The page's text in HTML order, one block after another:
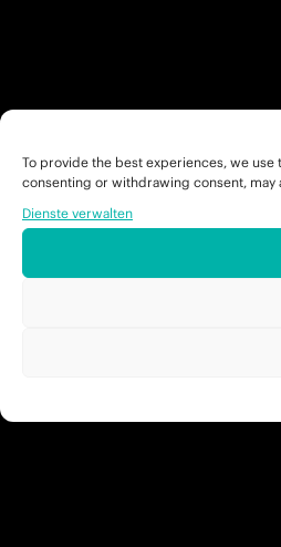
To provide the best experiences, we
consenting or withdrawing consent,
Dienste verwalten